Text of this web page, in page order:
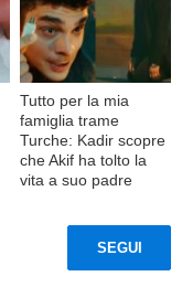
Tutto per la mia
famiglia trame
Turche: Kadir scopre
che Akif ha tolto la
vita a suo padre
SEGUI